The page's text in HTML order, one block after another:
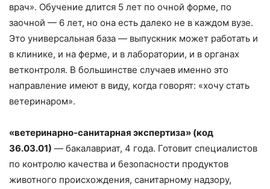
врач». Обучение длится 5 лет по очной форме, по
заочной — 6 лет, но она есть далеко не в каждом вузе.
Это универсальная база — выпускник может работать и
в клинике, и на ферме, и в лаборатории, и в органах
ветконтроля. В большинстве случаев именно это
направление имеют в виду, когда говорят: «хочу стать
ветеринаром».
«ветеринарно-санитарная экспертиза» (код
36.03.01) — бакалавриат, 4 года. Готовит специалистов
по контролю качества и безопасности продуктов
животного происхождения, санитарному надзору,